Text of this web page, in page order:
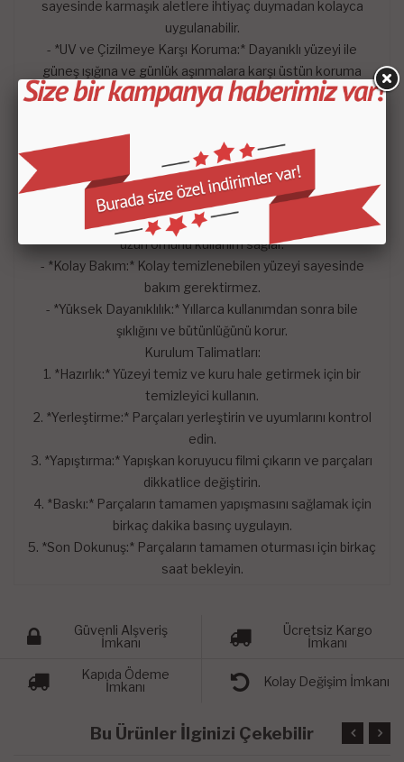
sayesinde karmaşık aletlere ihtiyaç duymadan kolayca
uygulanabilir.
- *UV ve Çizilmeye Karşı Koruma:* Dayanıklı yüzeyi ile
güneş ışığına ve günlük aşınmalara karşı üstün koruma
sağlar.
dokunuş katar ve estetik görünümü artırır.
Faydalar:
Estetik İyileştirme:* Aracınıza kişiselleştirilmiş ve zarif bir
görünüm kazandırır.
- *Koruma:* Orijinal gösterge paneli yüzeyini koruyarak
uzun ömürlü kullanım sağlar.
- *Kolay Bakım:* Kolay temizlenebilen yüzeyi sayesinde
bakım gerektirmez.
- *Yüksek Dayanıklılık:* Yıllarca kullanımdan sonra bile
şıklığını ve bütünlüğünü korur.
Kurulum Talimatları:
1. *Hazırlık:* Yüzeyi temiz ve kuru hale getirmek için bir
temizleyici kullanın.
2. *Yerleştirme:* Parçaları yerleştirin ve uyumlarını kontrol
edin.
3. *Yapıştırma:* Yapışkan koruyucu filmi çıkarın ve parçaları
dikkatlice değiştirin.
4. *Baskı:* Parçaların tamamen yapışmasını sağlamak için
birkaç dakika basınç uygulayın.
5. *Son Dokunuş:* Parçaların tamamen oturması için birkaç
saat bekleyin.
Güvenli Alşveriş
İmkanı
Ücretsiz Kargo
İmkanı
Kapıda Ödeme
İmkanı
Kolay Değişim İmkanı
Bu Ürünler İlginizi Çekebilir